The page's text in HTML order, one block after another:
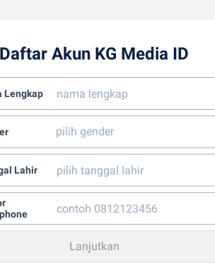
Daftar Akun KG Media ID
Lengkap
Lahir